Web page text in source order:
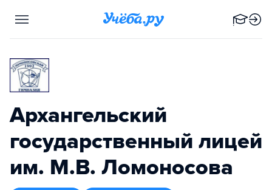
Архангельский
государственный лицей
им. М.В. Ломоносова